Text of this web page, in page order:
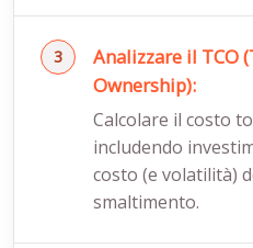
Analizzare il TCO
Ownership):
Calcolare il costo
includendo
costo (e volatilità)
smaltimento.